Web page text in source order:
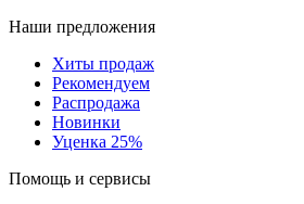
Наши предложения
Хиты продаж
Рекомендуем
Распродажа
Новинки
Уценка 25%
Помощь и сервисы